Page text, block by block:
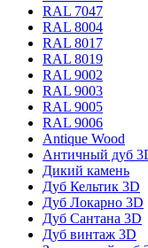
RAL 7047
RAL 8004
RAL 8017
RAL 8019
RAL 9002
RAL 9003
RAL 9005
RAL 9006
Antique Wood
Античный дуб
Дикий камень
Дуб Кельтик 3D
Дуб Локарно 3D
Дуб Сантана 3D
Дуб винтаж 3D